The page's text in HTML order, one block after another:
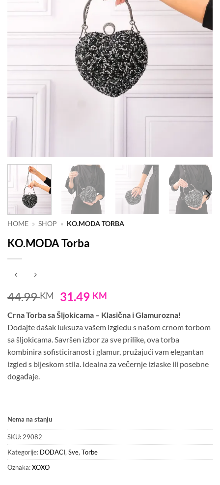
HOME » SHOP » KO.MODA TORBA
KO.MODA Torba
44.99KM
Original
price
was:
44.99 KM.
31.49 KM
price
is:
31.49 KM.
Crna Torba sa Šljokicama – Klasična i Glamurozna!
Dodajte dašak luksuza vašem izgledu s našom crnom torbom
sa šljokicama. Savršen izbor za sve prilike, ova torba
kombinira sofisticiranost i glamur, pružajući vam elegantan
izgled s bljeskom stila. Idealna za večernje izlaske ili posebne
događaje.
Nema na stanju
SKU:29082
Kategorije: DODACI,Sve,Torbe
Oznaka:XOXO